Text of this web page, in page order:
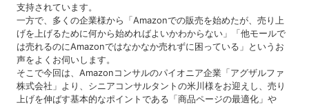
支持されています。
一方で、多くの企業様から「Amazonでの販売を始めたが、売り上
げを上げるために何から始めればよいかわからない」「他モールで
は売れるのにAmazonではなかなか売れずに困っている」というお
声をよくお伺いします。
そこで今回は、Amazonコンサルのパイオニア企業「アグザルファ
株式会社」より、シニアコンサルタントの米川様をお迎えし、売り
上げを伸ばす基本的なポイントである「商品ページの最適化」や